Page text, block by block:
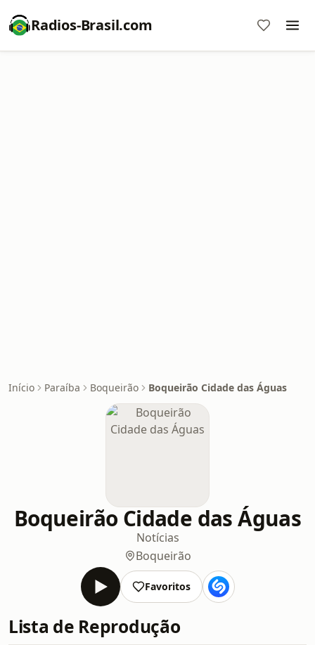
Radios-Brasil.com
Início Paraíba Boqueirão Boqueirão Cidade das Águas
Boqueirão Cidade das Águas
Notícias
Boqueirão
Favoritos
Lista de Reprodução